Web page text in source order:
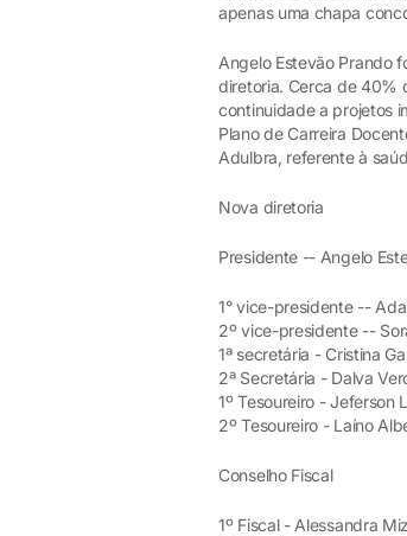
apenas uma chapa
Angelo Estevão Prando
diretoria. Cerca de 40%
continuidade a projetos
Plano de Carreira
Adulbra, referente à
Nova diretoria
Presidente -- Angelo
1° vice-presidente --
2º vice-presidente --
1ª secretária - Cristina
2ª Secretária - Dalva
1º Tesoureiro - Jeferson
2º Tesoureiro - Laíno
Conselho Fiscal
1º Fiscal - Alessandra